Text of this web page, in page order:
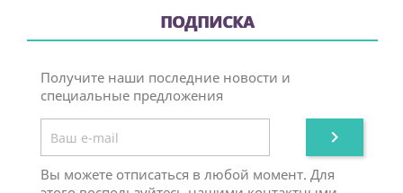
ПОДПИСКА
Получите наши последние новости и
специальные предложения

Вы можете отписаться в любой момент. Для